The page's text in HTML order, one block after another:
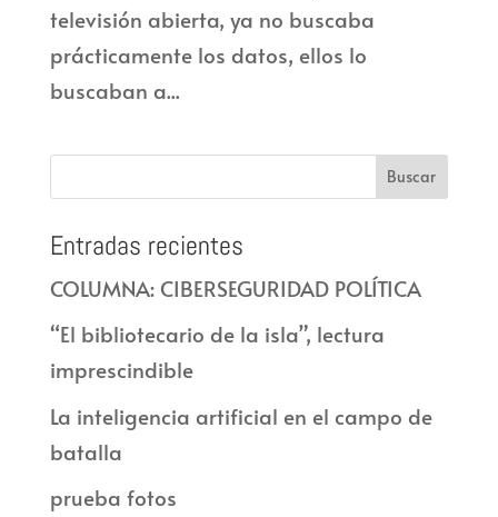
televisión abierta, ya no buscaba
prácticamente los datos, ellos lo
buscaban a...
Entradas recientes
COLUMNA: CIBERSEGURIDAD POLÍTICA
“El bibliotecario de la isla”, lectura
imprescindible
La inteligencia artificial en el campo de
batalla
prueba fotos